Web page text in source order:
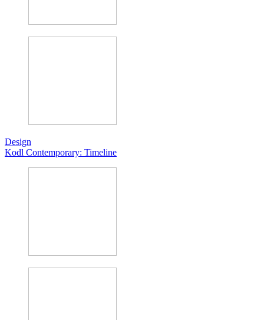
Design
Kodl Contemporary: Timeline